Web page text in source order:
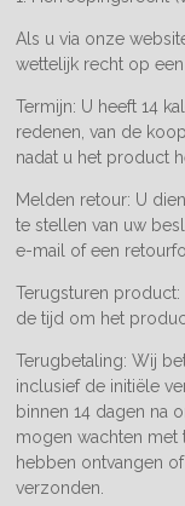
Als u via onze
wettelijk recht op een
Termijn: U heeft 14
redenen, van de
nadat u het product
Melden retour: U
te stellen van uw
e-mail of een
Terugsturen
de tijd om het
Terugbetaling: Wij
inclusief de initiële
binnen 14 dagen na
mogen wachten
hebben ontvangen
verzonden.